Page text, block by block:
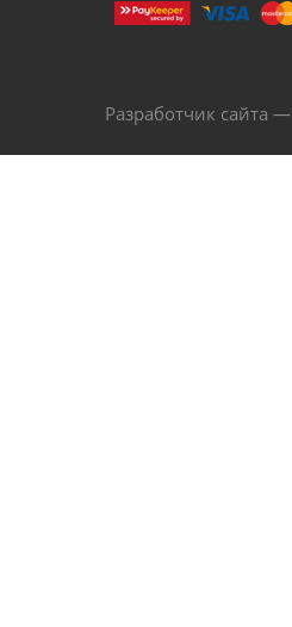
Разработчик сайта —